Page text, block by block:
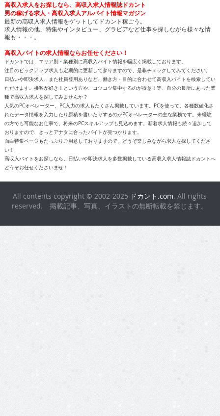
高収入求人をお探しなら、高収入求人情報誌ドカント
男の稼げる求人・高収入求人アルバイト情報マガジン
最新の高収入求人情報をゲットしてドカント稼ごう。
求人情報の他、特集やインタビュー、グラビアなど仕事を探しながら様々な情
報も・・・。
高収入バイトの求人情報ならお任せください！
ドカントでは、エリア別・業種別に高収入バイト情報を幅広く掲載しております。
注目のピックアップ求人も定期的に更新して参りますので、是非チェックしてみてください。
日払いや即決求人、また社員登用ありなど、働き方・目的に合わせて高収入バイトを検索してい
ただけます。接客が好き！という方や、コツコツ集中するのが得意！等、自分の長所にあった業
種で高収入求人を探してみませんか？
人気のPCオペレーター、PC入力の求人もたくさん掲載しています。PCを使って、各種数値化さ
れたデータ情報を入力したり原稿を書いたりするのがPCオペレーターの主な業務です。未経験
の方でも可能なお仕事で、将来のPCスキルアップも見込めます。新着求人情報も続々追加して
おりますので、きっとアナタに合ったバイトが見つかります。
面白特集ページもたっぷりご用意しておりますので、どうぞ楽しみながら求人を探してくださ
い！
高収入バイトをお探しなら、日払いや即決求人を多数掲載している高収入求人情報誌ドカントへ
どうぞお任せくださいませ！
All contents copyright © 2002-2025 ドカント.com. All rights
reserved. 掲載記事、写真、イラストの無断転載を禁じます。